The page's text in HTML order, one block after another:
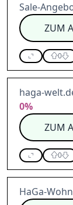
Sale-
ZUM
0
haga-
0%
ZUM
0
HaGa-